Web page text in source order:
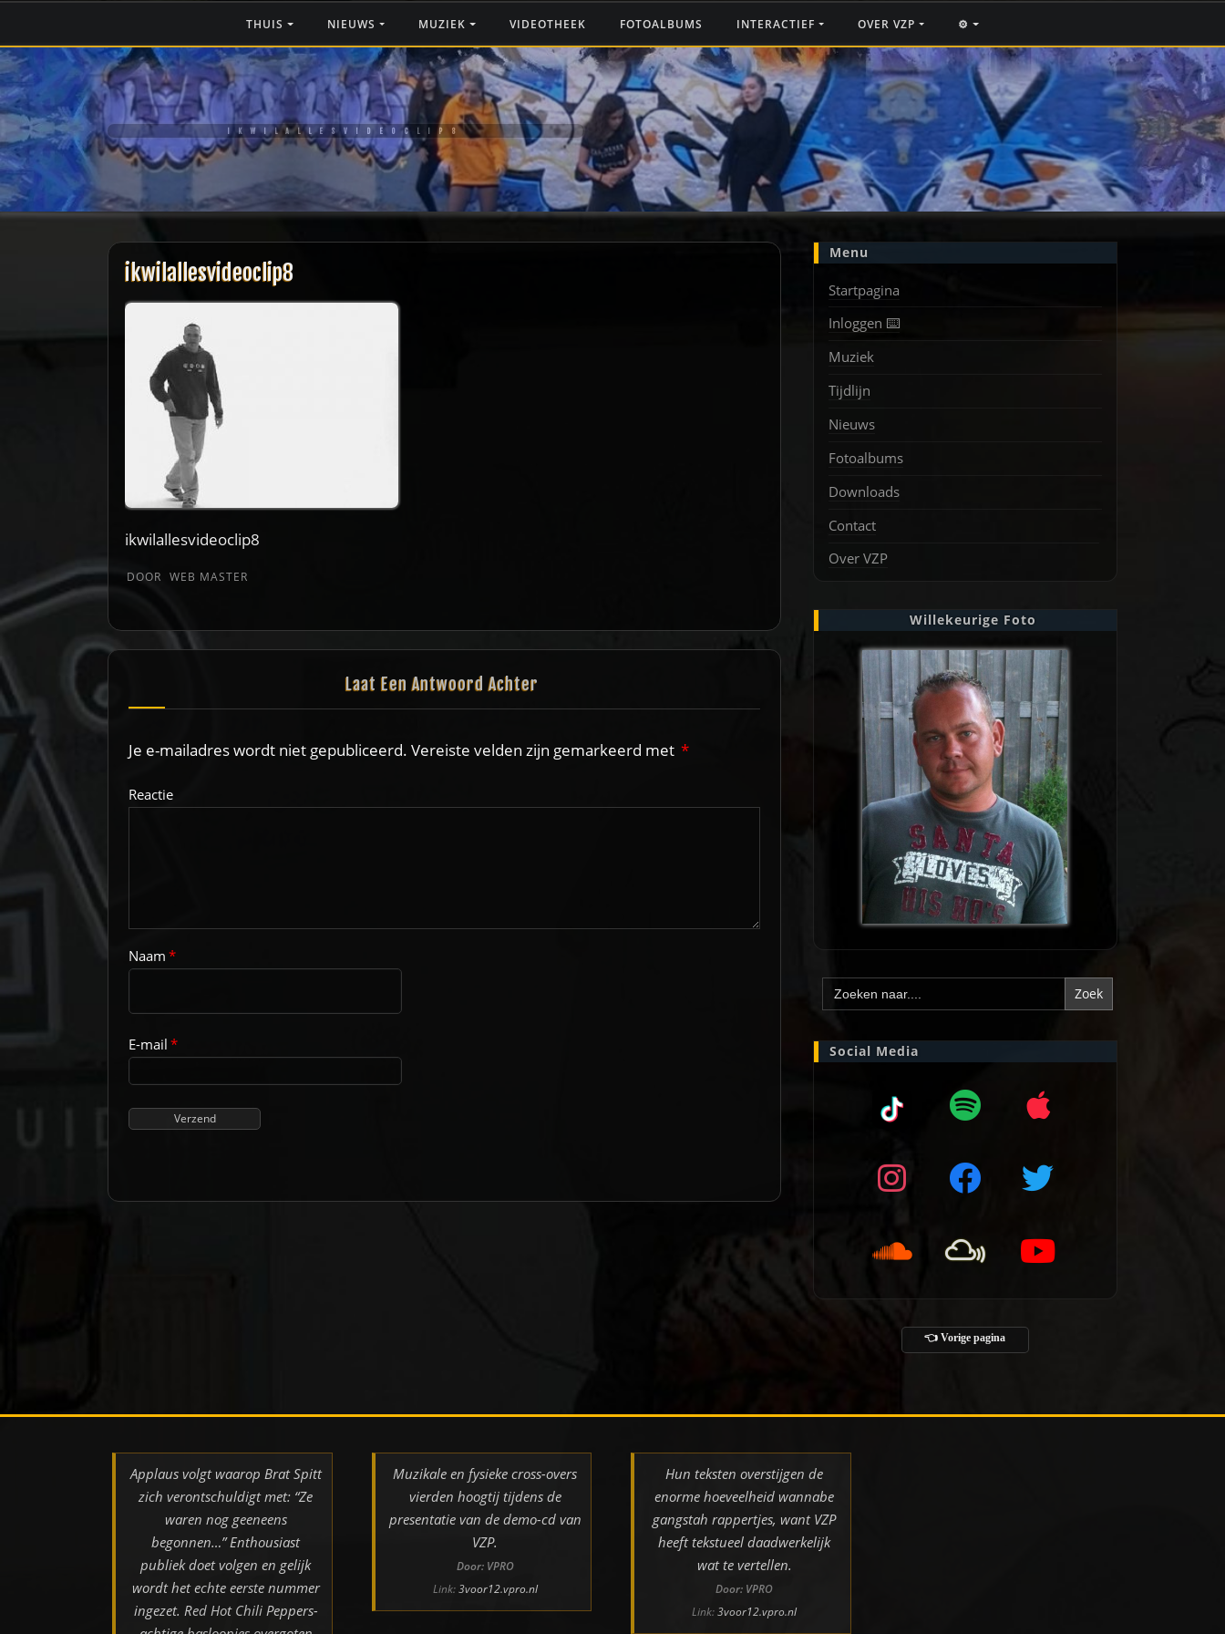
de
inhoud
THUIS NIEUWS MUZIEK VIDEOTHEEK FOTOALBUMS INTERACTIEF OVER VZP ⚙️
IKWILALLESVIDEOCLIP8
ikwilallesvideoclip8
ikwilallesvideoclip8
DOOR WEB MASTER
Laat Een Antwoord Achter
Je e-mailadres wordt niet gepubliceerd. Vereiste velden zijn gemarkeerd met *
Reactie
Naam*
E-mail*
Menu
Startpagina
Inloggen ⌨️
Muziek
Tijdlijn
Nieuws
Fotoalbums
Downloads
Contact
Over VZP
Willekeurige Foto
Zoek
naar:
Social Media
👈 Vorige pagina
Applaus volgt waarop Brat Spitt
zich verontschuldigt met: “Ze
waren nog geeneens
begonnen…” Enthousiast
publiek doet volgen en gelijk
wordt het echte eerste nummer
ingezet. Red Hot Chili Peppers-
Muzikale en fysieke cross-overs
vierden hoogtij tijdens de
presentatie van de demo-cd van
VZP.
Door: VPRO
Link:3voor12.vpro.nl
Hun teksten overstijgen de
enorme hoeveelheid wannabe
gangstah rappertjes, want VZP
heeft tekstueel daadwerkelijk
wat te vertellen.
Door: VPRO
Link:3voor12.vpro.nl